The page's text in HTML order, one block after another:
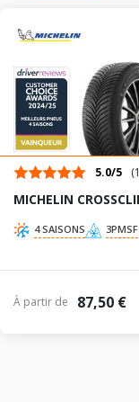
5.0/5
MICHELIN
4 SAISONS 3PMSF
À partir de 87,50 €